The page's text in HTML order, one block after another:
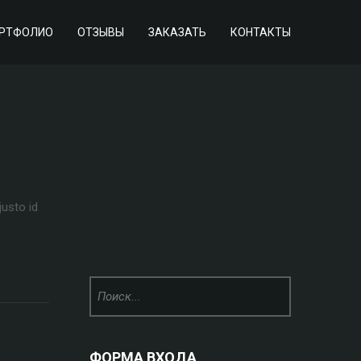
ОТЗЫВЫ ЗАКАЗАТЬ КОНТАКТЫ
id
ФОРМА ВХОДА